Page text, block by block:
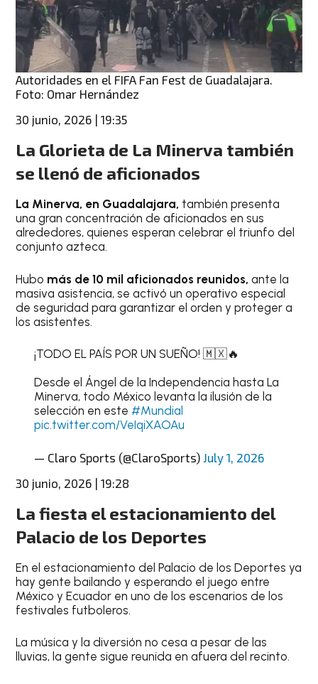
Autoridades en el FIFA Fan Fest de Guadalajara.
Foto: Omar Hernández
30 junio, 2026 | 19:35
La Glorieta de La Minerva también
se llenó de aficionados
La Minerva, en Guadalajara, también presenta
una gran concentración de aficionados en sus
alrededores, quienes esperan celebrar el triunfo del
conjunto azteca.
Hubo más de 10 mil aficionados reunidos, ante la
masiva asistencia, se activó un operativo especial
de seguridad para garantizar el orden y proteger a
los asistentes.
¡TODO EL PAÍS POR UN SUEÑO! 🇲🇽🔥
Desde el Ángel de la Independencia hasta La
Minerva, todo México levanta la ilusión de la
selección en este #Mundial
pic.twitter.com/VeIqiXAOAu
— Claro Sports (@ClaroSports) July 1, 2026
30 junio, 2026 | 19:28
La fiesta el estacionamiento del
Palacio de los Deportes
En el estacionamiento del Palacio de los Deportes ya
hay gente bailando y esperando el juego entre
México y Ecuador en uno de los escenarios de los
festivales futboleros.
La música y la diversión no cesa a pesar de las
lluvias, la gente sigue reunida en afuera del recinto.